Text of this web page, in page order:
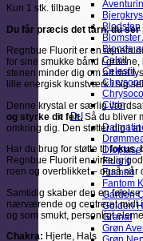
Aventurin
Blodsten
Blomster
Blonde
Calcit
Celestit
Citrin
D-I
Dioptase
Fluorit
Fuchsit
Fantom
Garden
Golden
Granat
Grøn
7)
Kun 1 stk. tilbage
Du får præcis det tårn, du ser
Regnbue Fluorit er en
for sine smukke bånd i
stenen minder dig om alt det
lille energisk kunstværk i sig
Denne krystal er særlig
og styrke dit felt. Så du bliver
omkring dig. Den støtter dig i
Har du brug for støtte tilfokus,
Regnbue Fluorit en virkelig
roen og overblikket – også når
Samtidig skaber den en
nærværende og centreret midt
og som smukt, personligt
Chakra: Hjerte, Hals